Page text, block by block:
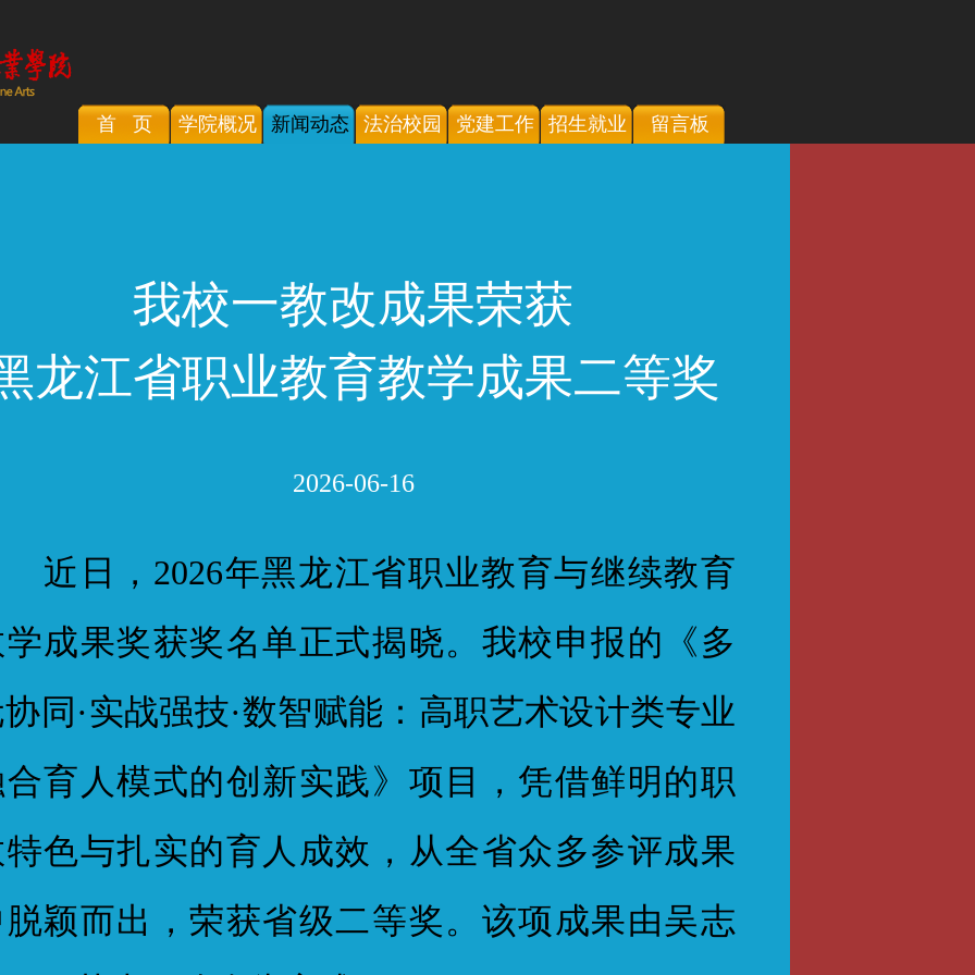
首 页 学院概况 新闻动态 法治校园 党建工作 招生就业 留言板
我校一教改成果荣获
龙江省职业教育教学成果二等奖
2026-06-16
日，2026年黑龙江省职业教育与继续教育
成果奖获奖名单正式揭晓。我校申报的《多
同·实战强技·数智赋能：高职艺术设计类专业
育人模式的创新实践》项目，凭借鲜明的职
色与扎实的育人成效，从全省众多参评成果
颖而出，荣获省级二等奖。该项成果由吴志